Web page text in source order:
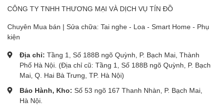
CÔNG TY TNHH THƯƠNG MẠI VÀ DỊCH VỤ TÍN ĐỒ
Chuyên Mua bán | Sửa chữa: Tai nghe - Loa - Smart Home - Phụ
kiện
Địa chỉ: Tầng 1, Số 188B ngõ Quỳnh, P. Bạch Mai, Thành
Phố Hà Nội. (Địa chỉ cũ: Tầng 1, Số 188B ngõ Quỳnh, P. Bạch
Mai, Q. Hai Bà Trưng, TP. Hà Nội)
Bảo Hành, Kho: Số 53 ngõ 167 Thanh Nhàn, P. Bạch Mai,
Hà Nội.